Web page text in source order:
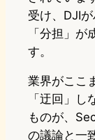
受け、DJI
「分担」
す。
業界がここ
「迂回」
ものが、
の議論と一